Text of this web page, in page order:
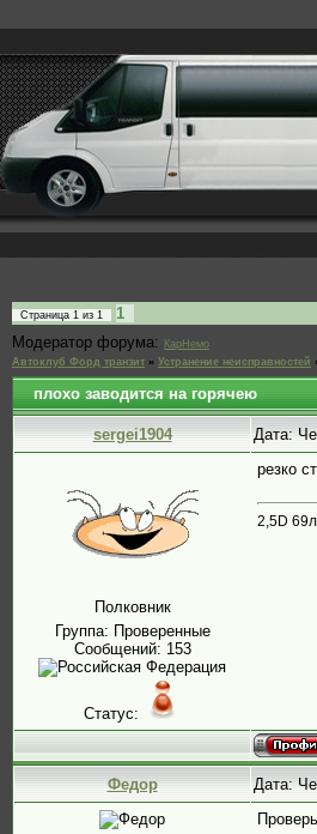
Страница 1 из 1
1
Модератор форума:
КарНемо
Автоклуб Форд транзит » Устранение неисправностей
плохо заводится на горячею
sergei1904 Дата:
Полковник
Группа: Проверенные
Сообщений: 153
Статус:
резко
2,5D
Федор Дата: